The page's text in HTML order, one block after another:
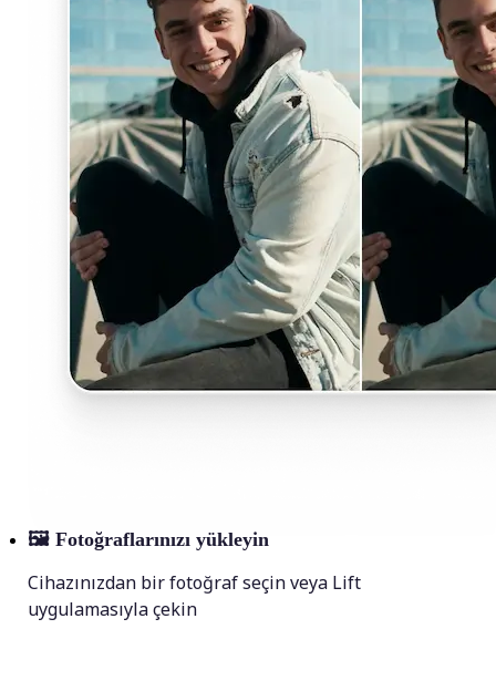
🖼 Fotoğraflarınızı yükleyin
Cihazınızdan bir fotoğraf seçin veya Lift
uygulamasıyla çekin